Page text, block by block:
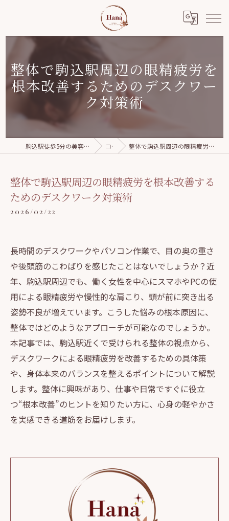
整体で駒込駅周辺の眼精疲労を
根本改善するためのデスクワー
ク対策術
駒込駅徒歩5分の美容整体｜Relaxation salon Hana コラム 整体で駒込駅周辺の眼精疲労を根本改善するためのデスクワーク対策術
整体で駒込駅周辺の眼精疲労を根本改善する
ためのデスクワーク対策術
2026/02/22
長時間のデスクワークやパソコン作業で、目の奥の重さ
や後頭筋のこわばりを感じたことはないでしょうか？近
年、駒込駅周辺でも、働く女性を中心にスマホやPCの使
用による眼精疲労や慢性的な肩こり、頭が前に突き出る
姿勢不良が増えています。こうした悩みの根本原因に、
整体ではどのようなアプローチが可能なのでしょうか。
本記事では、駒込駅近くで受けられる整体の視点から、
デスクワークによる眼精疲労を改善するための具体策
や、身体本来のバランスを整えるポイントについて解説
します。整体に興味があり、仕事や日常ですぐに役立
つ“根本改善”のヒントを知りたい方に、心身の軽やかさ
を実感できる道筋をお届けします。